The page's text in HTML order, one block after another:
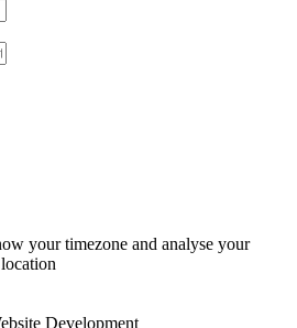
your timezone and analyse your
Development